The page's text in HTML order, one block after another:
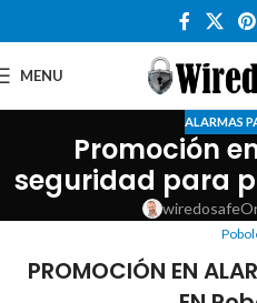
MENU
ALARMAS
Promoción
seguridad para
wiredosafe
PROMOCIÓN EN